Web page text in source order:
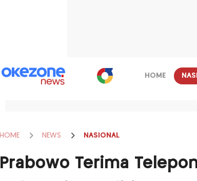
HOME
HOME NEWS NASIONAL
Prabowo Terima